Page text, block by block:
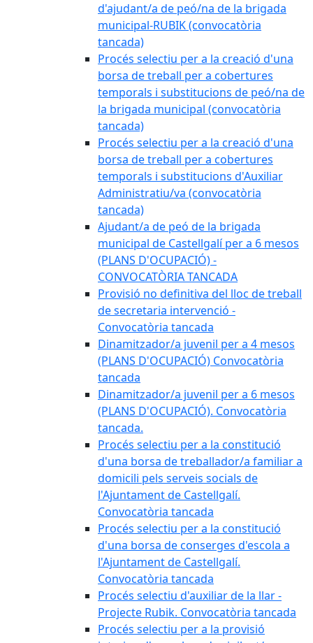
d'ajudant/a de peó/na de la brigada
municipal-RUBIK (convocatòria
tancada)
Procés selectiu per a la creació d'una
borsa de treball per a cobertures
temporals i substitucions de peó/na de
la brigada municipal (convocatòria
tancada)
Procés selectiu per a la creació d'una
borsa de treball per a cobertures
temporals i substitucions d'Auxiliar
Administratiu/va (convocatòria
tancada)
Ajudant/a de peó de la brigada
municipal de Castellgalí per a 6 mesos
(PLANS D'OCUPACIÓ) -
CONVOCATÒRIA TANCADA
Provisió no definitiva del lloc de treball
de secretaria intervenció -
Convocatòria tancada
Dinamitzador/a juvenil per a 4 mesos
(PLANS D'OCUPACIÓ) Convocatòria
tancada
Dinamitzador/a juvenil per a 6 mesos
(PLANS D'OCUPACIÓ). Convocatòria
tancada.
Procés selectiu per a la constitució
d'una borsa de treballador/a familiar a
domicili pels serveis socials de
l'Ajuntament de Castellgalí.
Convocatòria tancada
Procés selectiu per a la constitució
d'una borsa de conserges d'escola a
l'Ajuntament de Castellgalí.
Convocatòria tancada
Procés selectiu d'auxiliar de la llar -
Projecte Rubik. Convocatòria tancada
Procés selectiu per a la provisió